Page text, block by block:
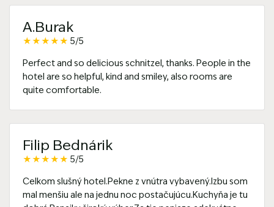
A.Burak
★★★★★ 5/5
Perfect and so delicious schnitzel, thanks. People in the
hotel are so helpful, kind and smiley, also rooms are
quite comfortable.
Filip Bednárik
★★★★★ 5/5
Celkom slušný hotel.Pekne z vnútra vybavený.Izbu som
mal menšiu ale na jednu noc postačujúcu.Kuchyňa je tu